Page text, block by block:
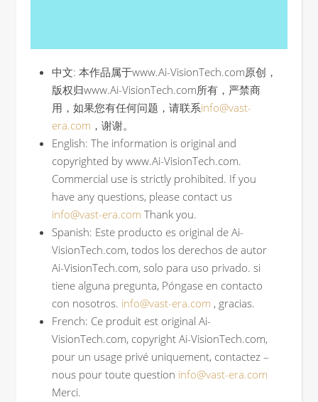
中文: 本作品属于www.Ai-VisionTech.com原创，
版权归www.Ai-VisionTech.com所有，严禁商
用，如果您有任何问题，请联系info@vast-
era.com ，谢谢。
English: The information is original and
copyrighted by www.Ai-VisionTech.com.
Commercial use is strictly prohibited. If you
have any questions, please contact us
info@vast-era.com Thank you.
Spanish: Este producto es original de Ai-
VisionTech.com, todos los derechos de autor
Ai-VisionTech.com, solo para uso privado. si
tiene alguna pregunta, Póngase en contacto
con nosotros. info@vast-era.com , gracias.
French: Ce produit est original Ai-
VisionTech.com, copyright Ai-VisionTech.com,
pour un usage privé uniquement, contactez –
nous pour toute question info@vast-era.com
Merci.